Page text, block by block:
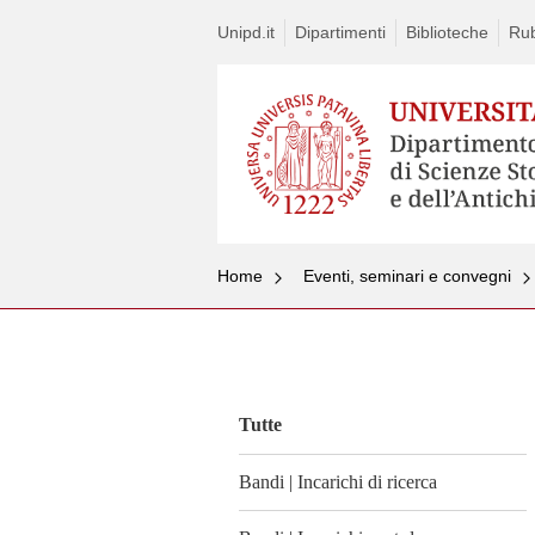
Unipd.it Dipartimenti Biblioteche
Home Eventi, seminari e convegni
Tutte
Bandi | Incarichi di ricerca